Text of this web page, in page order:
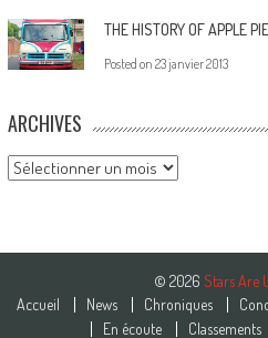
THE HISTORY OF APPLE
Posted on 23 janvier 2013
ARCHIVES
Archives
© 2026 Stars Are
Accueil
News Chroniques
En écoute
Classements